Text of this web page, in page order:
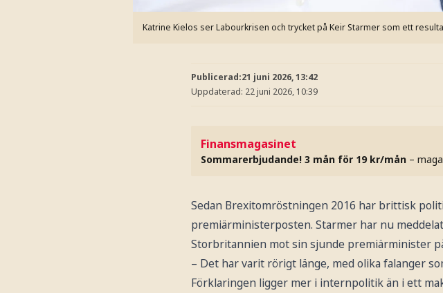
Katrine Kielos ser Labourkrisen och trycket på Keir Starmer som ett
Publicerad:21 juni 2026, 13:42
Uppdaterad: 22 juni 2026, 10:39
Finansmagasinet
Sommarerbjudande! 3 mån för 19 kr/mån –
Sedan Brexitomröstningen 2016 har brittisk
premiärministerposten. Starmer har nu
Storbritannien mot sin sjunde premiärminister
– Det har varit rörigt länge, med olika falanger
Förklaringen ligger mer i internpolitik än i ett